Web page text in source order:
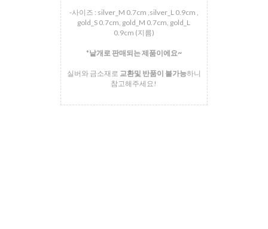
-사이즈 : silver_M 0.7cm ,silver_L 0.9cm ,
gold_S 0.7cm, gold_M 0.7cm, gold_L
0.9cm (지름)
*낱개로 판매되는 제품이에요~
실버와 금소재로 교환및 반품이 불가능하니
참고해주세요!